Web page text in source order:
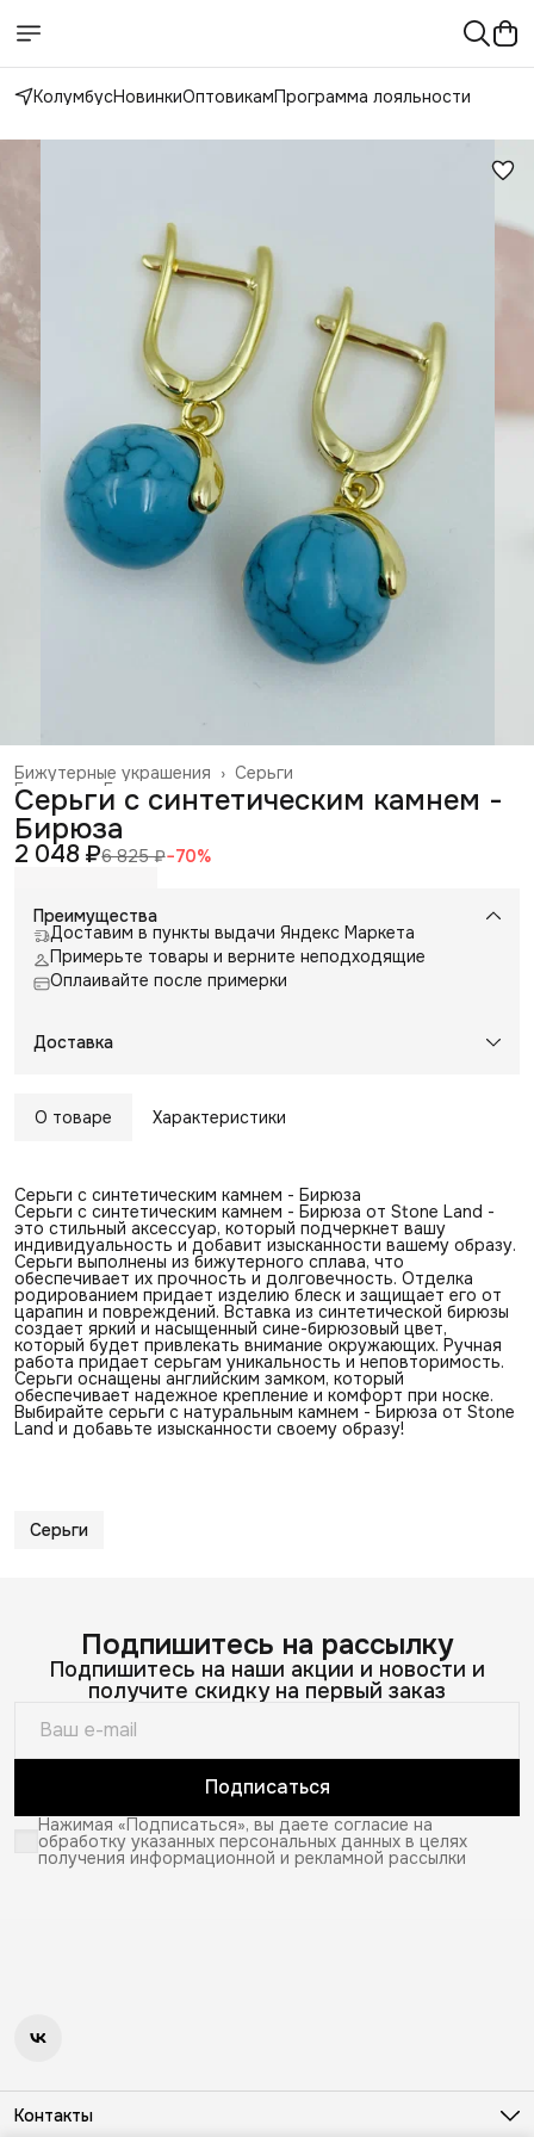
КолумбусНовинкиОптовикамПрограмма лояльности
Серьги
Бижутерные украшения ›
Галантерея и аксессуары ›
Главная ›
Серьги с синтетическим камнем -
Бирюза
2 048 ₽6 825 ₽−70%
Преимущества
Доставим в пункты выдачи Яндекс Маркета
Примерьте товары и верните неподходящие
Оплаивайте после примерки
Доставка
О товаре Характеристики
Серьги с синтетическим камнем - Бирюза
Серьги с синтетическим камнем - Бирюза от Stone Land -
это стильный аксессуар, который подчеркнет вашу
индивидуальность и добавит изысканности вашему образу.
Серьги выполнены из бижутерного сплава, что
обеспечивает их прочность и долговечность. Отделка
родированием придает изделию блеск и защищает его от
царапин и повреждений. Вставка из синтетической бирюзы
создает яркий и насыщенный сине-бирюзовый цвет,
который будет привлекать внимание окружающих. Ручная
работа придает серьгам уникальность и неповторимость.
Серьги оснащены английским замком, который
обеспечивает надежное крепление и комфорт при носке.
Выбирайте серьги с натуральным камнем - Бирюза от Stone
Land и добавьте изысканности своему образу!
Серьги
Подпишитесь на рассылку
Подпишитесь на наши акции и новости и
получите скидку на первый заказ
Подписаться
Нажимая «Подписаться», вы даете согласие на
обработку указанных персональных данных в целях
получения информационной и рекламной рассылки
Контакты